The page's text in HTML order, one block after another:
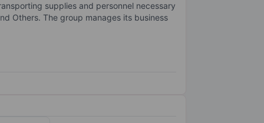
supplies and personnel necessary
Others. The group manages its business